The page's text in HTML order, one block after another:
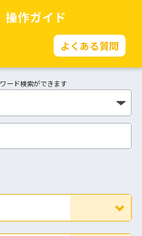
作ガイド
よくある質問
ード検索ができます